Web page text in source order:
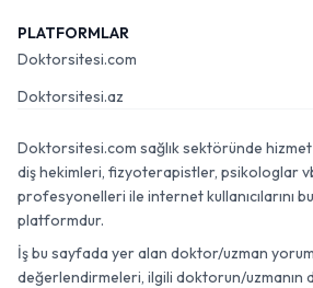
PLATFORMLAR
Doktorsitesi.com
Doktorsitesi.az
Doktorsitesi.com sağlık sektöründe
diş hekimleri, fizyoterapistler, psikologlar
profesyonelleri ile internet kullanıcılarını
platformdur.
İş bu sayfada yer alan doktor/uzman
değerlendirmeleri, ilgili doktorun/uzmanın